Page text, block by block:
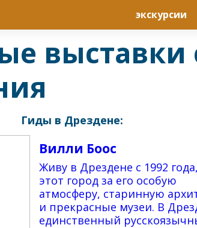
экскурсии
выставки
Гиды в Дрездене:
Вилли Боос
Живу в Дрездене с 1992
этот город за его особую
атмосферу, старинную
и прекрасные музеи. В
единственный